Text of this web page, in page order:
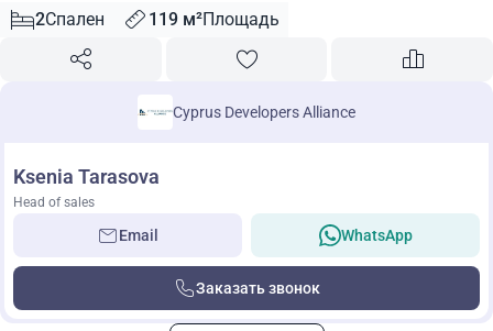
2Спален 119 м²Площадь
Cyprus Developers Alliance
Ksenia Tarasova
Head of sales
Email WhatsApp
Заказать звонок